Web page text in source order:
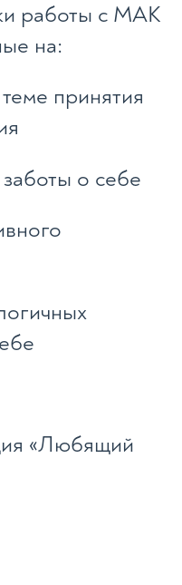
работы с МАК
на:
принятия
о себе
«Любящий